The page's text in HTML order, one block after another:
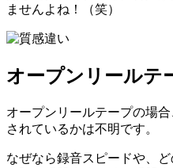
ませんよね！（笑）
オープンリールテ
オープンリールテープの場
されているかは不明です。
なぜなら録音スピードや、